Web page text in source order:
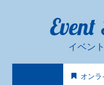
Event
イベン
オンラ